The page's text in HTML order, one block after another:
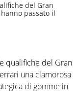
del Gran
passato il
qualifiche del Gran
una clamorosa
di gomme in